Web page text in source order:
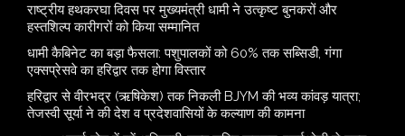
राष्ट्रीय हथकरघा दिवस पर मुख्यमंत्री धामी ने उत्कृष्ट बुनकरों और
हस्तशिल्प कारीगरों को किया सम्मानित
​धामी कैबिनेट का बड़ा फैसला: पशुपालकों को 60% तक सब्सिडी, गंगा
एक्सप्रेसवे का हरिद्वार तक होगा विस्तार
​हरिद्वार से वीरभद्र (ऋषिकेश) तक निकली BJYM की भव्य कांवड़ यात्रा;
तेजस्वी सूर्या ने की देश व प्रदेशवासियों के कल्याण की कामना